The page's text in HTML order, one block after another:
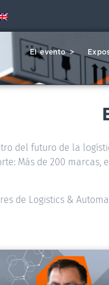
El evento >
del futuro de la
Más de 200
de Logistics &